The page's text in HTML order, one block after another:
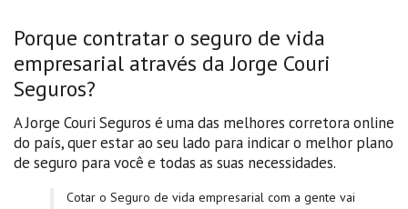
Porque contratar o seguro de vida
empresarial através da Jorge Couri
Seguros?
A Jorge Couri Seguros é uma das melhores corretora online
do país, quer estar ao seu lado para indicar o melhor plano
de seguro para você e todas as suas necessidades.
Cotar o Seguro de vida empresarial com a gente vai